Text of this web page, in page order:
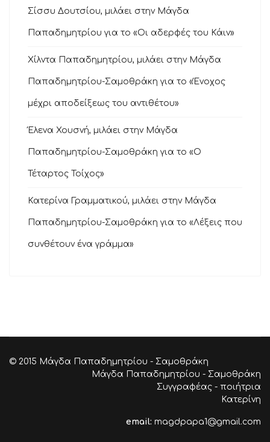
Σίσσυ Δουτσίου, μιλάει στην Μάγδα
Παπαδημητρίου για το «Οι αδερφές του Κάιν»
Χίλντα Παπαδημητρίου, μιλάει στην Μάγδα
Παπαδημητρίου-Σαμοθράκη για το «Ένοχος
μέχρι αποδείξεως του αντιθέτου»
Έλενα Χουσνή, μιλάει στην Μάγδα
Παπαδημητρίου-Σαμοθράκη για το «Ο
Τέταρτος Τοίχος»
Κατερίνα Γραμματικού, μιλάει στην Μάγδα
Παπαδημητρίου-Σαμοθράκη για το «Λέξεις που
συνθέτουν ένα γράμμα»
© 2015 Μάγδα Παπαδημητρίου - Σαμοθράκη
Μάγδα Παπαδημητρίου - Σαμοθράκη
Συγγραφέας - ποιήτρια
Κατερίνη
email: magdpapa1@gmail.com